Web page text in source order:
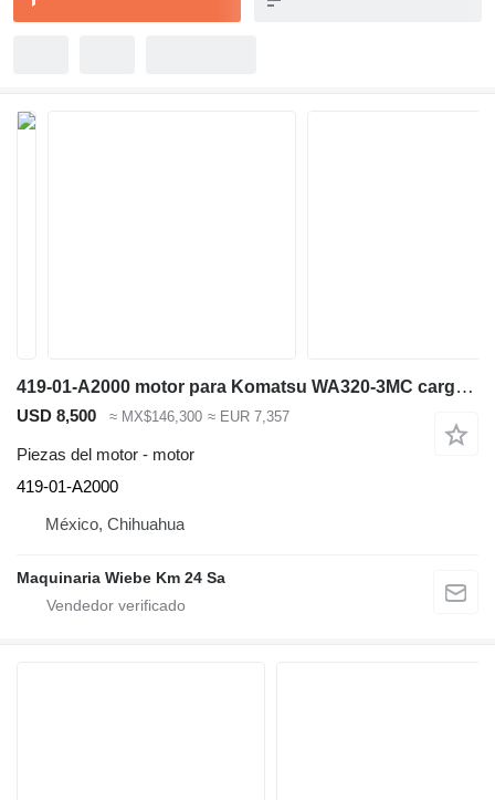
419-01-A2000 motor para Komatsu WA320-3MC cargadora de ruedas
USD 8,500 ≈ MX$146,300 ≈ EUR 7,357
Piezas del motor - motor
419-01-A2000
México, Chihuahua
Maquinaria Wiebe Km 24 Sa